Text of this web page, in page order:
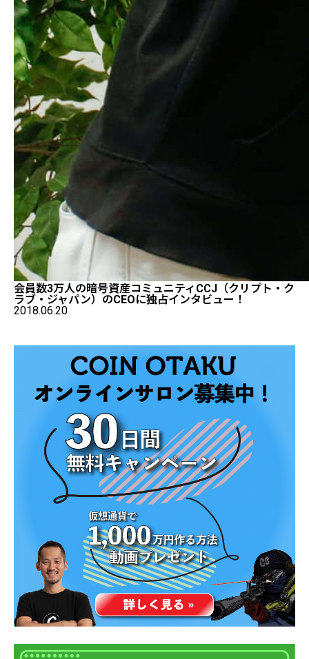
会員数3万人の暗号資産コミュニティCCJ（クリプト・ク
ラブ・ジャパン）のCEOに独占インタビュー！
2018.06.20